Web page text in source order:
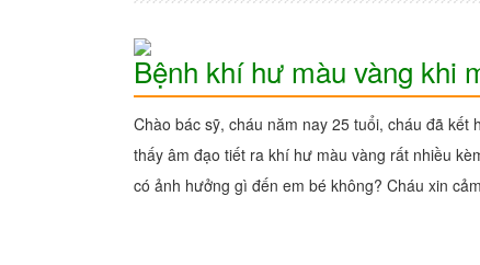
Bệnh khí hư màu vàng khi
Chào bác sỹ, cháu năm nay 25 tuổi, cháu đã
thấy âm đạo tiết ra khí hư màu vàng rất nhiều
có ảnh hưởng gì đến em bé không? Cháu xin